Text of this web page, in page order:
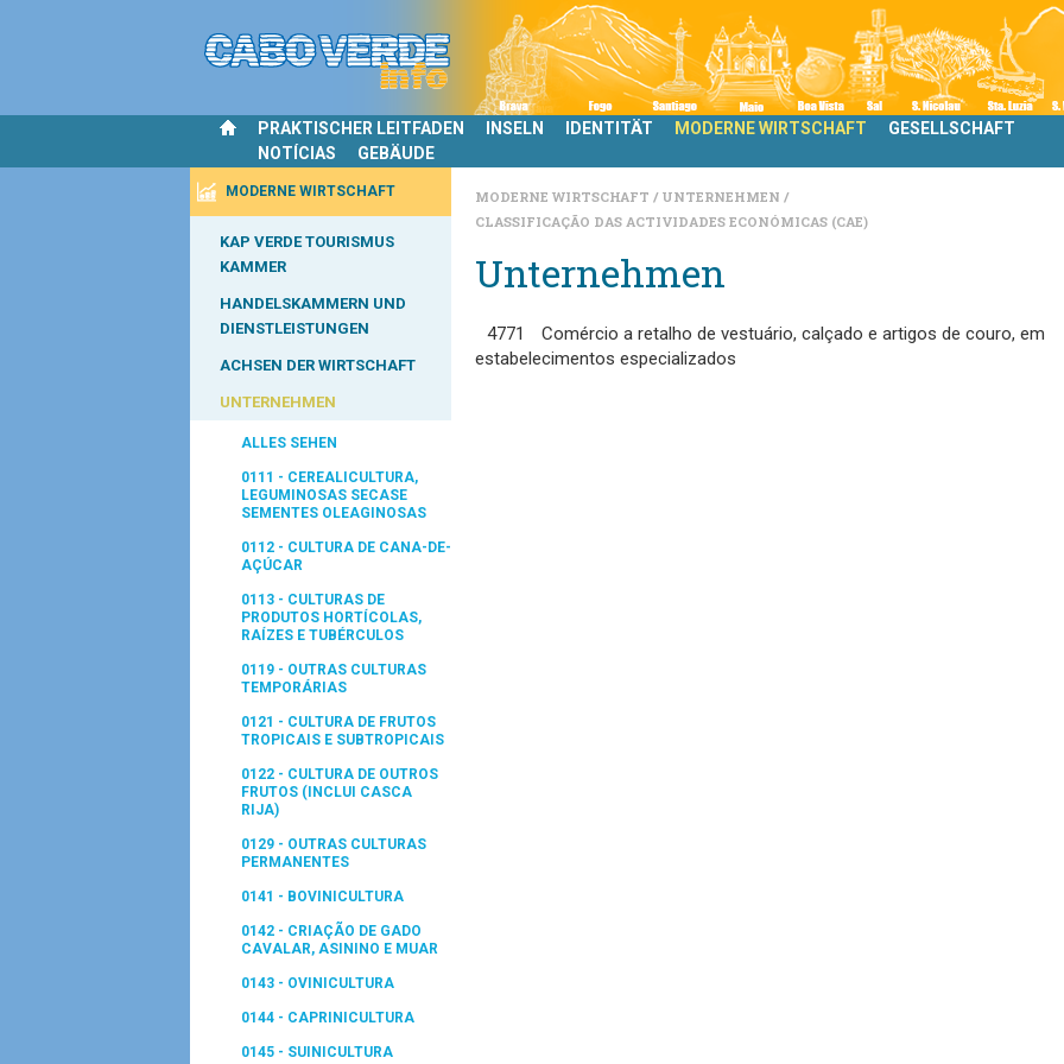
PRAKTISCHER LEITFADEN INSELN IDENTITÄT MODERNE WIRTSCHAFT
GESELLSCHAFT
NOTÍCIAS
GEBÄUDE
MODERNE WIRTSCHAFT
KAP VERDE TOURISMUS
KAMMER
HANDELSKAMMERN UND
DIENSTLEISTUNGEN
ACHSEN DER WIRTSCHAFT
UNTERNEHMEN
ALLES SEHEN
0111 - CEREALICULTURA,
LEGUMINOSAS SECASE
SEMENTES OLEAGINOSAS
0112 - CULTURA DE CANA-DE-
AÇÚCAR
0113 - CULTURAS DE
PRODUTOS HORTÍCOLAS,
RAÍZES E TUBÉRCULOS
0119 - OUTRAS CULTURAS
TEMPORÁRIAS
0121 - CULTURA DE FRUTOS
TROPICAIS E SUBTROPICAIS
0122 - CULTURA DE OUTROS
FRUTOS (INCLUI CASCA
RIJA)
0129 - OUTRAS CULTURAS
PERMANENTES
0141 - BOVINICULTURA
0142 - CRIAÇÃO DE GADO
CAVALAR, ASININO E MUAR
0143 - OVINICULTURA
0144 - CAPRINICULTURA
0145 - SUINICULTURA
MODERNE WIRTSCHAFT
UNTERNEHMEN
CLASSIFICAÇÃO DAS ACTIVIDADES ECONÓMICAS (CAE)
Unternehmen
4771
Comércio a retalho de vestuário, calçado e artigos de couro, em
estabelecimentos especializados